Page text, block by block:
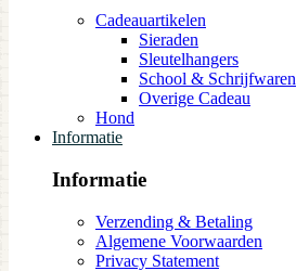
Cadeauartikelen
Sieraden
Sleutelhangers
School & Schrijfwaren
Overige Cadeau
Hond
Informatie
Informatie
Verzending & Betaling
Algemene Voorwaarden
Privacy Statement